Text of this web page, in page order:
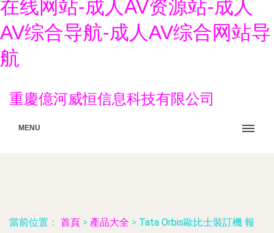
在线网站-成人AV资源站-成人
AV综合导航-成人AV综合网站导
航
重慶億河威恒信息科技有限公司
MENU
當前位置： 首頁 > 產品大全 > Tata Orbis歐比士裝訂機 報